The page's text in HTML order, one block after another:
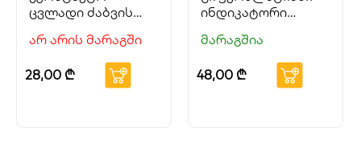
ცვლადი ძაბვის
არ არის მარაგში
28,00 ₾
ინდიკატორი
მარაგშია
48,00 ₾